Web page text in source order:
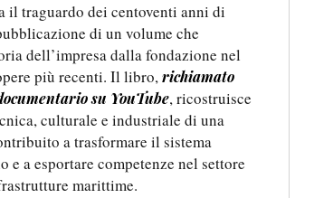
il traguardo dei centoventi anni di
di un volume che
dell’impresa dalla fondazione nel
più recenti. Il libro,richiamato
su YouTube, ricostruisce
culturale e industriale di una
a trasformare il sistema
e a esportare competenze nel settore
marittime.